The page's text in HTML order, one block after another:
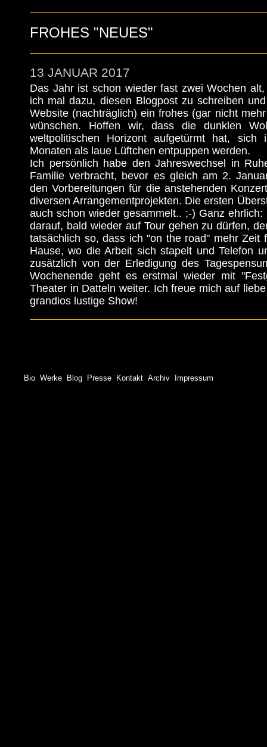
FROHES "NEUES"
13 JANUAR 2017
Das Jahr ist schon wieder fast zwei Wochen
ich mal dazu, diesen Blogpost zu schreiben
Website (nachträglich) ein frohes (gar nicht
wünschen. Hoffen wir, dass die dunklen
weltpolitischen Horizont aufgetürmt hat, sich
Monaten als laue Lüftchen entpuppen werden.
Ich persönlich habe den Jahreswechsel in
Familie verbracht, bevor es gleich am 2.
den Vorbereitungen für die anstehenden
diversen Arrangementprojekten. Die ersten
auch schon wieder gesammelt.. ;-) Ganz
darauf, bald wieder auf Tour gehen zu dürfen,
tatsächlich so, dass ich "on the road" mehr Zeit
Hause, wo die Arbeit sich stapelt und Telefon
zusätzlich von der Erledigung des
Wochenende geht es erstmal wieder mit
Theater in Datteln weiter. Ich freue mich auf
grandios lustige Show!
Bio Werke Blog Presse Kontakt Archiv Impressum